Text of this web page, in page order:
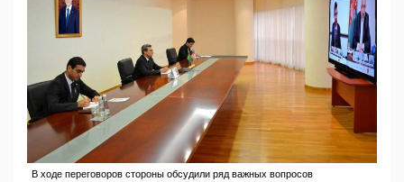
В ходе переговоров стороны обсудили ряд важных вопросов